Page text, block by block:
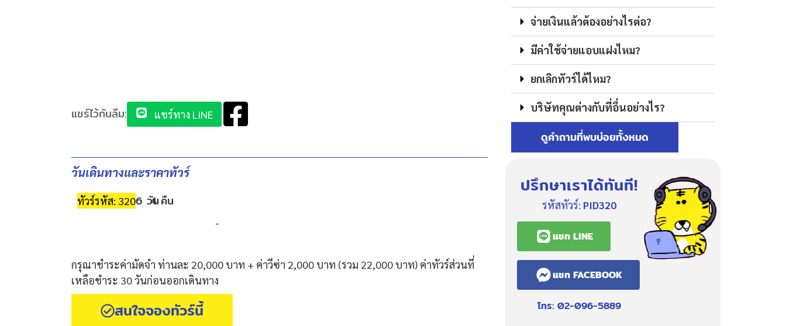
แชร์ไว้กันลืม: แชร์ทาง LINE
วันเดินทางและราคาทัวร์
ทัวร์รหัส: 3206 วัน4 คืน
-
กรุณาชำระค่ามัดจำ ท่านละ 20,000 บาท + ค่าวีซ่า 2,000 บาท (รวม 22,000 บาท) ค่าทัวร์ส่วนที่
เหลือชำระ 30 วันก่อนออกเดินทาง
สนใจจองทัวร์นี้
จ่ายเงินแล้วต้องอย่างไรต่อ?
มีค่าใช้จ่ายแอบแฝงไหม?
ยกเลิกทัวร์ได้ไหม?
บริษัทคุณต่างกับที่อื่นอย่างไร?
ดูคำถามที่พบบ่อยทั้งหมด
ปรึกษาเราได้ทันที!
รหัสทัวร์: PID320
แชท LINE
แชท FACEBOOK
โทร: 02-096-5889